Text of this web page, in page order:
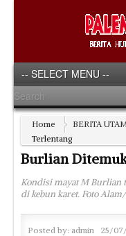
Home BERITA
Terlentang
Burlian
Kondisi mayat M Burlian
di kebun karet. Foto
Posted by: admin 25/